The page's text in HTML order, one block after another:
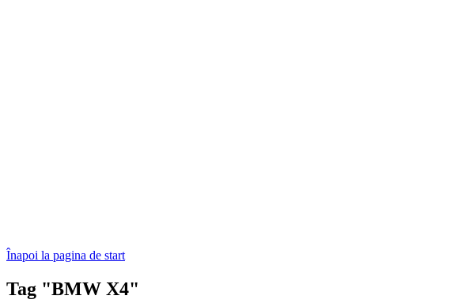
Înapoi la pagina de start
Tag "BMW X4"